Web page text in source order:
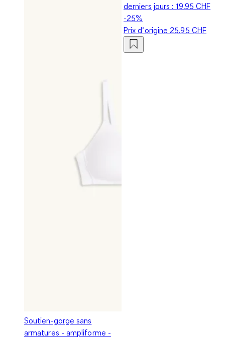
Soutien-gorge sans
armatures - ampliforme -
derniers jours :19.95 CHF
-25%
Prix d‘origine 25.95 CHF